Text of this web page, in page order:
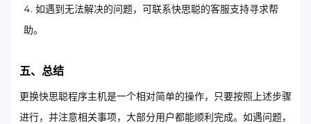
如遇到无法解决的问题，可联系快思聪的客服支持寻求帮
助。
五、总结
更换快思聪程序主机是一个相对简单的操作，只要按照上述步骤
进行，并注意相关事项，大部分用户都能顺利完成。如遇问题，